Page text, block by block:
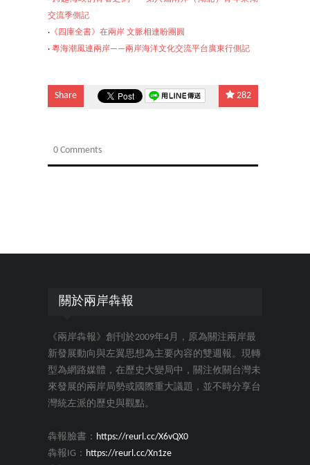
交流季側記
‧ 《四庫全書》在兩岸 文脈相連盼團圓
‧ 粵海潮風連兩岸——兩岸海洋文化交流平台廣東行側記
Share 282
0 Comments
關於兩岸犇報
《兩岸犇報》創刊於2009年4月，原為關注兩岸最
新發展動向與左翼思想為主要內容的雙週報。現轉
型為網路媒體，在歷史大變局中，關注攸關台灣未
來發展的兩岸局勢或國際重大議題，並不時分享台
灣統左派的歷史與觀點。
犇報臉書： https://reurl.cc/X6vQX0
犇報IG： https://reurl.cc/Xn1ze